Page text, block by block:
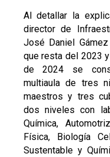
Al detallar la
director de
José Daniel
que resta del 2023
de 2024 se
multiaula de tres
maestros y tres
dos niveles con
Química,
Física, Biología
Sustentable y